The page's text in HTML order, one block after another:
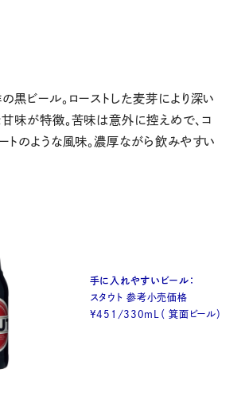
黒ビール。ローストした麦芽により深い
甘味が特徴。苦味は意外に控えめで、コ
トのような風味。濃厚ながら飲みやすい
手に入れやすいビール：
スタウト 参考小売価格
¥451/330mL（ 箕面ビール）